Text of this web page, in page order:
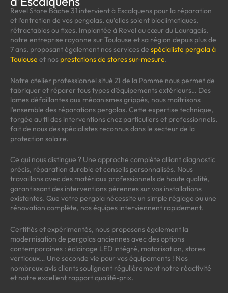
Revel Store Bâche 31 intervient à Escalquens pour la réparation
et l’entretien de vos pergolas, qu’elles soient bioclimatiques,
rétractables ou fixes. Implantée à Revel au cœur du Lauragais,
notre entreprise rayonne sur Toulouse et sa région depuis plus de
7 ans, proposant également nos services de spécialiste pergola à
Toulouse et nos prestations de stores sur-mesure.
Notre atelier professionnel situé ZI de la Pomme nous permet de
fabriquer et réparer tous types d’équipements extérieurs… Des
lames défaillantes aux mécanismes grippés, nous maîtrisons
l’ensemble des réparations pergolas. Cette expertise technique,
forgée au fil des interventions chez particuliers et professionnels,
fait de nous des spécialistes reconnus dans le secteur de la
protection solaire.
Ce qui nous distingue ? Une approche complète alliant diagnostic
précis, réparation durable et conseils personnalisés. Nous
travaillons avec des matériaux professionnels de haute qualité,
garantissant des interventions pérennes sur vos installations
existantes. Que votre pergola nécessite un simple réglage ou une
rénovation complète, nos équipes interviennent rapidement.
Certifiés et expérimentés, nous proposons également la
modernisation de pergolas anciennes avec des options
contemporaines : éclairage LED intégré, motorisation, stores
verticaux… Une seconde vie pour vos équipements ! Nos
nombreux avis clients soulignent régulièrement notre réactivité
et notre excellent rapport qualité-prix.